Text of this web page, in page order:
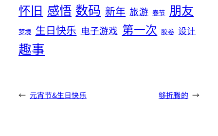
怀旧 感悟 数码 新年 旅游 春节 朋友
梦境 生日快乐 电子游戏 第一次 胶卷 设计
趣事
← 元宵节&生日快乐 够折腾的 →